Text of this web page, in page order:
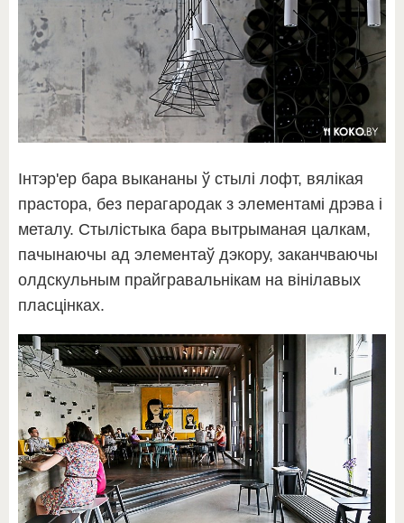
Інтэр'ер бара выкананы ў стылі лофт, вялікая
прастора, без перагародак з элементамі дрэва і
металу. Стылістыка бара вытрыманая цалкам,
пачынаючы ад элементаў дэкору, заканчваючы
олдскульным прайгравальнікам на вінілавых
пласцінках.